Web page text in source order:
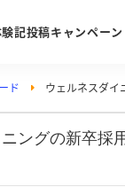
記投稿キャンペーン
Post
投稿する
ランキ
注目の
ド ウェルネスダイ
ングの新卒採